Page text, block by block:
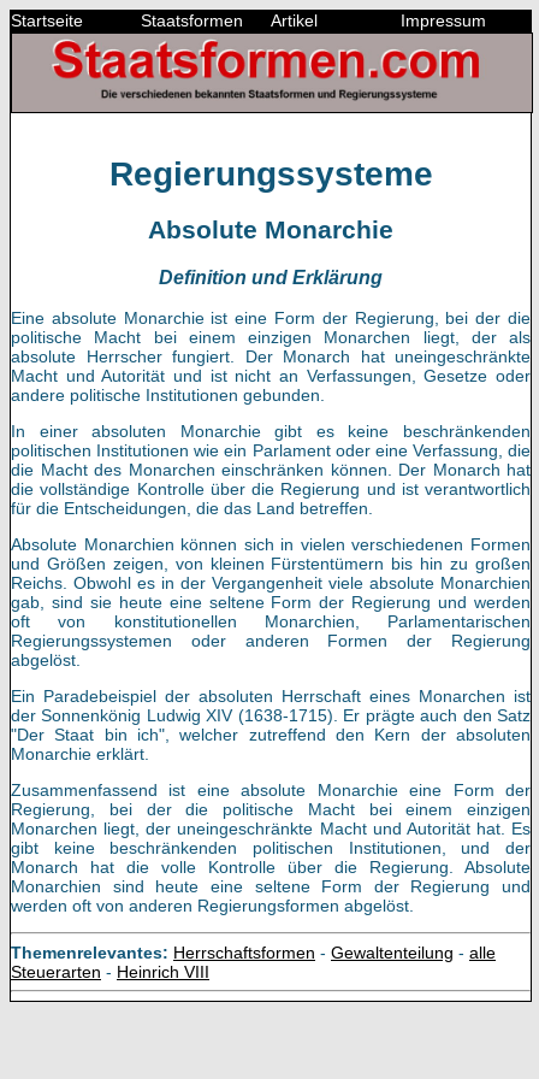
Startseite Staatsformen Artikel Impressum
Regierungssysteme
Absolute Monarchie
Definition und Erklärung
Eine absolute Monarchie ist eine Form der Regierung, bei der die
politische Macht bei einem einzigen Monarchen liegt, der als
absolute Herrscher fungiert. Der Monarch hat uneingeschränkte
Macht und Autorität und ist nicht an Verfassungen, Gesetze oder
andere politische Institutionen gebunden.
In einer absoluten Monarchie gibt es keine beschränkenden
politischen Institutionen wie ein Parlament oder eine Verfassung, die
die Macht des Monarchen einschränken können. Der Monarch hat
die vollständige Kontrolle über die Regierung und ist verantwortlich
für die Entscheidungen, die das Land betreffen.
Absolute Monarchien können sich in vielen verschiedenen Formen
und Größen zeigen, von kleinen Fürstentümern bis hin zu großen
Reichs. Obwohl es in der Vergangenheit viele absolute Monarchien
gab, sind sie heute eine seltene Form der Regierung und werden
oft von konstitutionellen Monarchien, Parlamentarischen
Regierungssystemen oder anderen Formen der Regierung
abgelöst.
Ein Paradebeispiel der absoluten Herrschaft eines Monarchen ist
der Sonnenkönig Ludwig XIV (1638-1715). Er prägte auch den Satz
"Der Staat bin ich", welcher zutreffend den Kern der absoluten
Monarchie erklärt.
Zusammenfassend ist eine absolute Monarchie eine Form der
Regierung, bei der die politische Macht bei einem einzigen
Monarchen liegt, der uneingeschränkte Macht und Autorität hat. Es
gibt keine beschränkenden politischen Institutionen, und der
Monarch hat die volle Kontrolle über die Regierung. Absolute
Monarchien sind heute eine seltene Form der Regierung und
werden oft von anderen Regierungsformen abgelöst.
Themenrelevantes: Herrschaftsformen - Gewaltenteilung - alle
Steuerarten - Heinrich VIII